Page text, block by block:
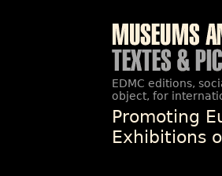
EDMC editions,
object, for
Promoting
Exhibitions